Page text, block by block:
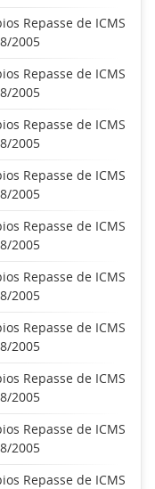
Repasse de ICMS
2005
Repasse de ICMS
2005
Repasse de ICMS
2005
Repasse de ICMS
2005
Repasse de ICMS
2005
Repasse de ICMS
2005
Repasse de ICMS
2005
Repasse de ICMS
2005
Repasse de ICMS
2005
Repasse de ICMS